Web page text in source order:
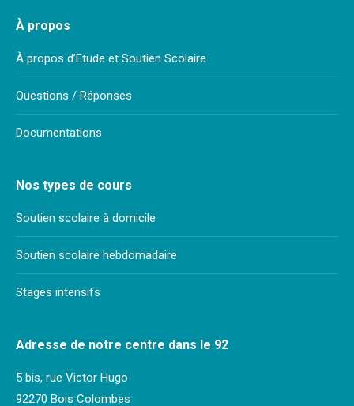
À propos
À propos d’Etude et Soutien Scolaire
Questions / Réponses
Documentations
Nos types de cours
Soutien scolaire à domicile
Soutien scolaire hebdomadaire
Stages intensifs
Adresse de notre centre dans le 92
5 bis, rue Victor Hugo
92270 Bois Colombes